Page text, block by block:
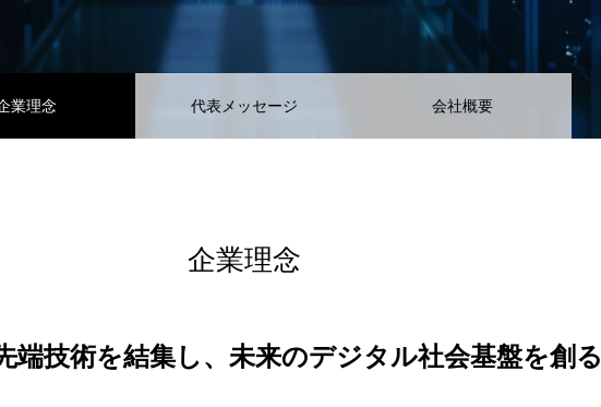
業理念 代表メッセージ 会社概要
企業理念
端技術を結集し、 未来のデジタル社会基盤を創る